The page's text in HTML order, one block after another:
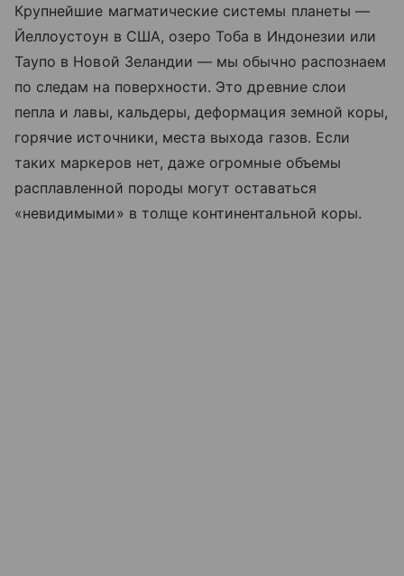
Крупнейшие магматические системы планеты —
Йеллоустоун в США, озеро Тоба в Индонезии или
Таупо в Новой Зеландии — мы обычно распознаем
по следам на поверхности. Это древние слои
пепла и лавы, кальдеры, деформация земной коры,
горячие источники, места выхода газов. Если
таких маркеров нет, даже огромные объемы
расплавленной породы могут оставаться
«невидимыми» в толще континентальной коры.